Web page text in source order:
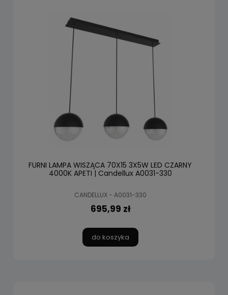
FURNI LAMPA WISZĄCA 70X15 3X5W LED CZARNY
4000K APETI | Candellux A0031-330
CANDELLUX - A0031-330
695,99 zł
do koszyka